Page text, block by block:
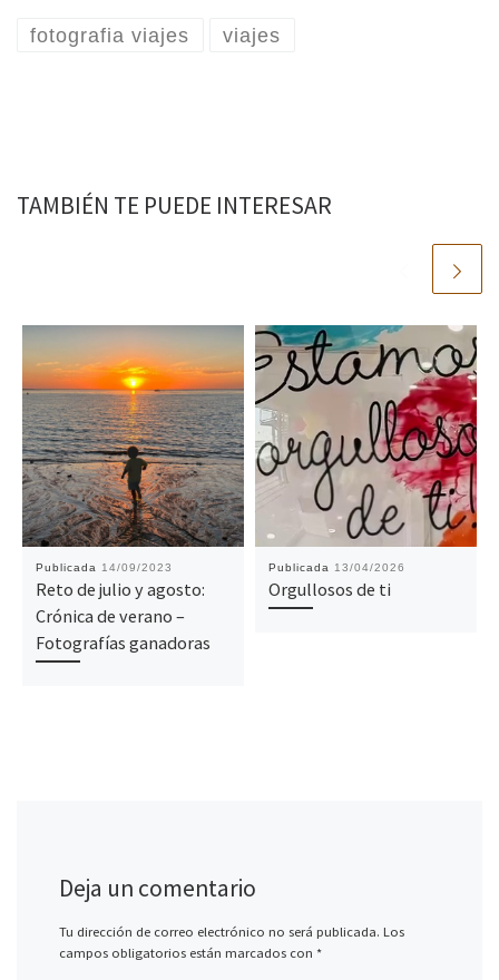
fotografia viajes viajes
TAMBIÉN TE PUEDE INTERESAR
Publicada 14/09/2023
Reto de julio y agosto:
Crónica de verano –
Fotografías ganadoras
Publicada 13/04/2026
Orgullosos de ti
Deja un comentario
Tu dirección de correo electrónico no será publicada. Los
campos obligatorios están marcados con *